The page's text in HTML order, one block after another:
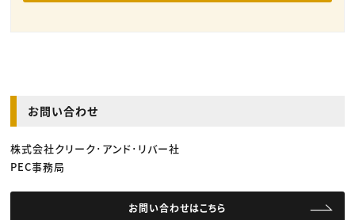
お問い合わせ
株式会社クリーク･アンド･リバー社
PEC事務局
お問い合わせはこちら